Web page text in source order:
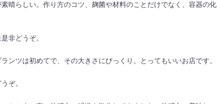
晴らしい。作り方のコツ、麹菌や材料のことだけでなく、容器の化
非どうぞ。
ンツは初めてで、その大きさにびっくり。とってもいいお店です。
ぞ。